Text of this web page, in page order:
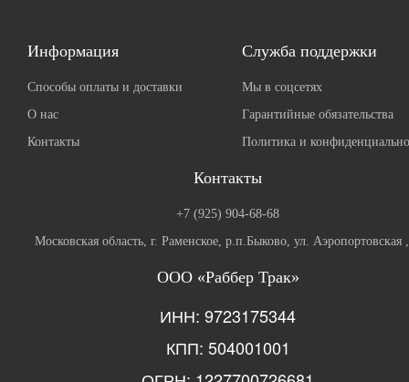
Информация
Способы оплаты и доставки
О нас
Контакты
Служба поддержки
Мы в соцсетях
Гарантийные обязательства
Политика и
Контакты
+7 (925) 904-68-68
Московская область, г. Раменское, р.п.Быково, ул. Аэропортовская
ООО «Раббер Трак»
ИНН: 9723175344
КПП: 504001001